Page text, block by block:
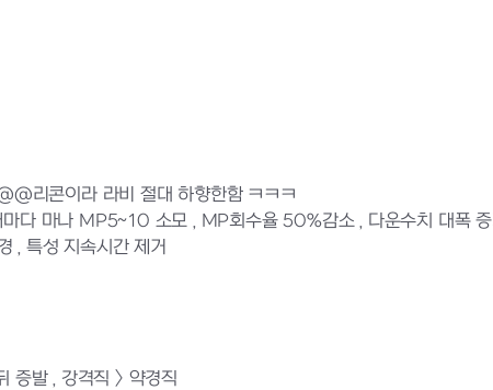
리콘이라 라비 절대 하향한함 ㅋㅋㅋ
마다 마나 MP5~10 소모 , MP회수율 50%감소 , 다운수치 대폭
, 특성 지속시간 제거
증발 , 강격직 > 약경직